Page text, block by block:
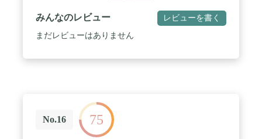
みんなのレビュー レビューを書く
まだレビューはありません
No.16 75